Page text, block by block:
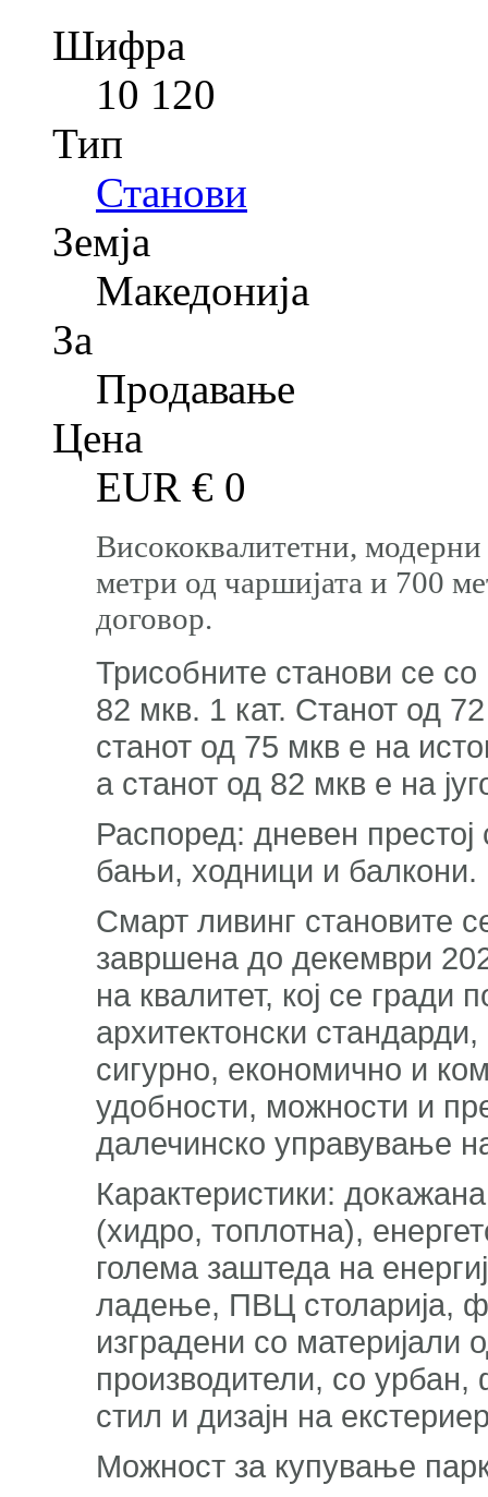
Шифра
10 120
Тип
Станови
Земја
Македонија
За
Продавање
Цена
EUR € 0
Висококвалитетни,
метри од чаршијата и 700
договор.
Трисобните станови се
82 мкв. 1 кат. Станот од
станот од 75 мкв е на
а станот од 82 мкв е на
Распоред: дневен престој
бањи, ходници и балкони.
Смарт ливинг становите
завршена до декември
на квалитет, кој се гради
архитектонски
сигурно, економично и
удобности, можности и
далечинско управување
Карактеристики:
(хидро, топлотна),
голема заштеда на
ладење, ПВЦ столарија,
изградени со материјали
производители, со
стил и дизајн на
Можност за купување